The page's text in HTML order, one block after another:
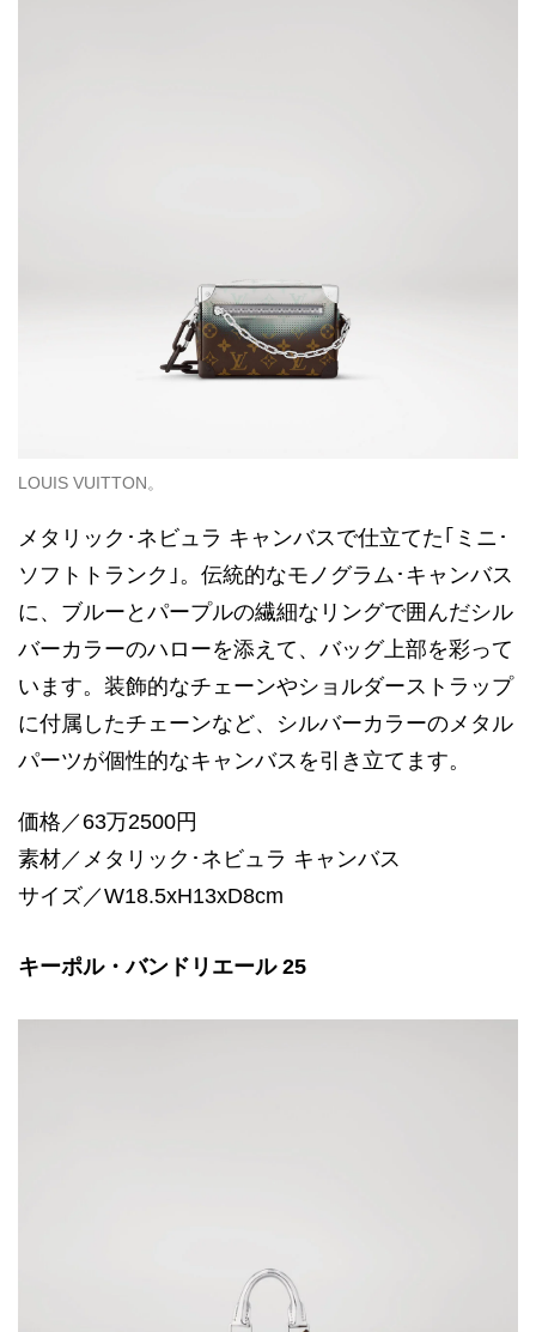
LOUIS VUITTON。
メタリック･ネビュラ キャンバスで仕立てた｢ミニ･
ソフトトランク｣。伝統的なモノグラム･キャンバス
に、ブルーとパープルの繊細なリングで囲んだシル
バーカラーのハローを添えて、バッグ上部を彩って
います。装飾的なチェーンやショルダーストラップ
に付属したチェーンなど、シルバーカラーのメタル
パーツが個性的なキャンバスを引き立てます。
価格／63万2500円
素材／メタリック･ネビュラ キャンバス
サイズ／W18.5xH13xD8cm
キーポル・バンドリエール 25